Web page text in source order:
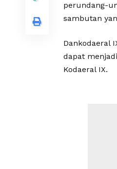
perundang-
sambutan
Dankodaeral
dapat
Kodaeral IX.